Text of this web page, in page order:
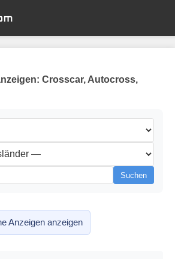
Crosscar, Autocross,
Suchen
Anzeigen anzeigen